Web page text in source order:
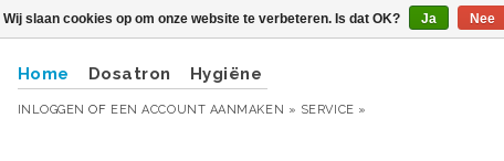
Home Dosatron Hygiëne
INLOGGEN OF EEN ACCOUNT AANMAKEN » SERVICE »
Wij slaan cookies op om onze website te verbeteren. Is dat OK? Ja Nee